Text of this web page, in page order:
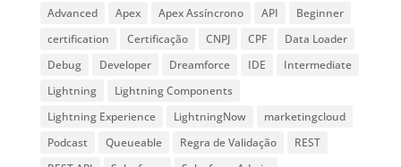
Advanced Apex Apex Assíncrono API
Beginner
certification
Certificação CNPJ CPF
Data Loader
Debug
Developer Dreamforce IDE
Intermediate
Lightning
Lightning Components
Lightning Experience
LightningNow
marketingcloud
Podcast
Queueable Regra de Validação
REST